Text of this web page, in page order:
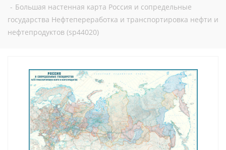
- Большая настенная карта Россия и сопредельные
государства Нефтепереработка и транспортировка нефти и
нефтепродуктов (sp44020)